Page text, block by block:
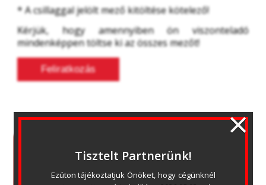
* A csillaggal jelölt mező kitöltése kötelező!
Kérjük, hogy amennyiben ön viszonteladó
mindenképpen töltse ki az összes mezőt!
Tisztelt Partnerünk!
Ezúton tájékoztatjuk Önöket, hogy cégünknél
×